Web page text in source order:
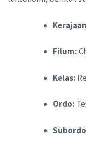
Filum:
Kelas:
Ordo: